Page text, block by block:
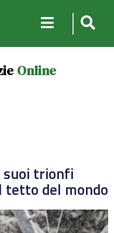
Online
suoi trionfi
tetto del mondo